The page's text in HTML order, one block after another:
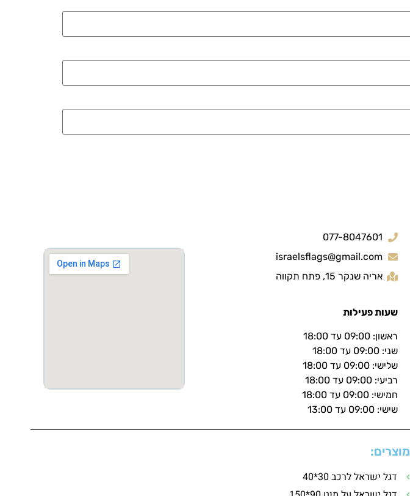
077-8047601
israelsflags@gmail.com
אריה שנקר 15, פתח תקווה
שעות פעילות
ראשון: 09:00 עד 18:00
שני: 09:00 עד 18:00
שלישי: 09:00 עד 18:00
רביעי: 09:00 עד 18:00
חמישי: 09:00 עד 18:00
שישי: 09:00 עד 13:00
מוצרים:
דגל ישראל לרכב 30*40